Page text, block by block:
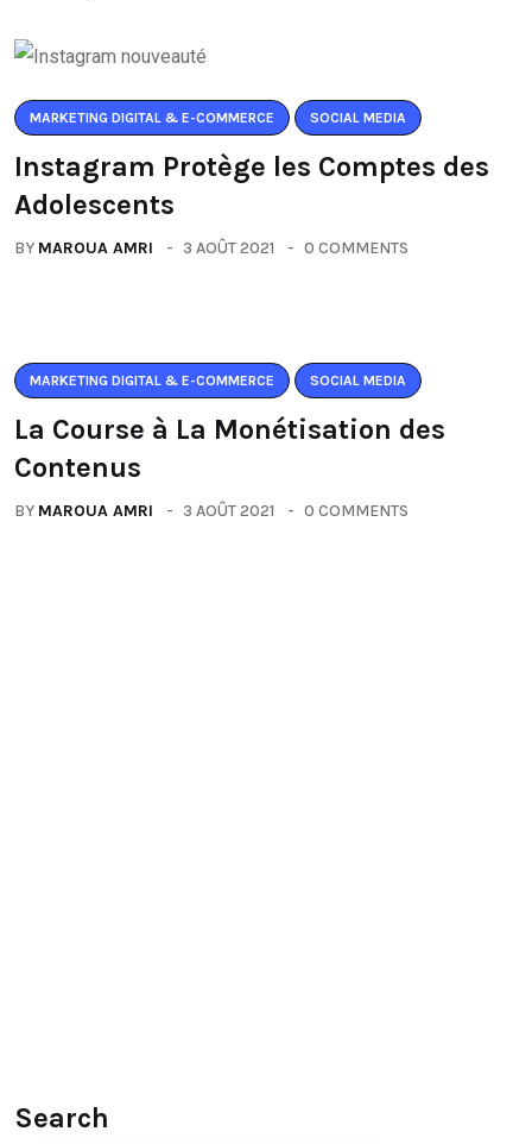
MARKETING DIGITAL & E-COMMERCE SOCIAL MEDIA
Instagram Protège les Comptes des
Adolescents
BY MAROUA AMRI 3 AOÛT 2021 0 COMMENTS
MARKETING DIGITAL & E-COMMERCE SOCIAL MEDIA
La Course à La Monétisation des
Contenus
BY MAROUA AMRI 3 AOÛT 2021 0 COMMENTS
Search